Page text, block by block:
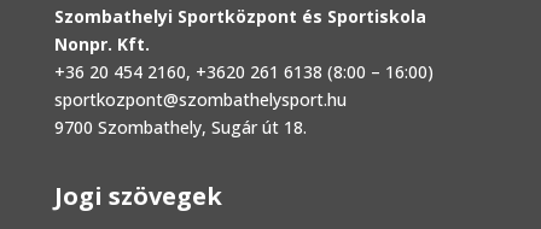
Szombathelyi Sportközpont és Sportiskola
Nonpr. Kft.
+36 20 454 2160, +3620 261 6138 (8:00 – 16:00)
sportkozpont@szombathelysport.hu
9700 Szombathely, Sugár út 18.
Jogi szövegek